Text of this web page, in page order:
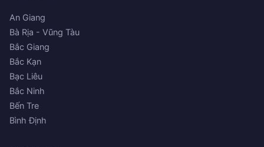
An Giang
Bà Rịa - Vũng Tàu
Bắc Giang
Bắc Kạn
Bạc Liêu
Bắc Ninh
Bến Tre
Bình Định